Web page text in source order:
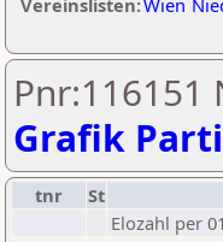
Vereinslisten:Wien
Pnr:116151
Grafik
tnr St
Elozahl per